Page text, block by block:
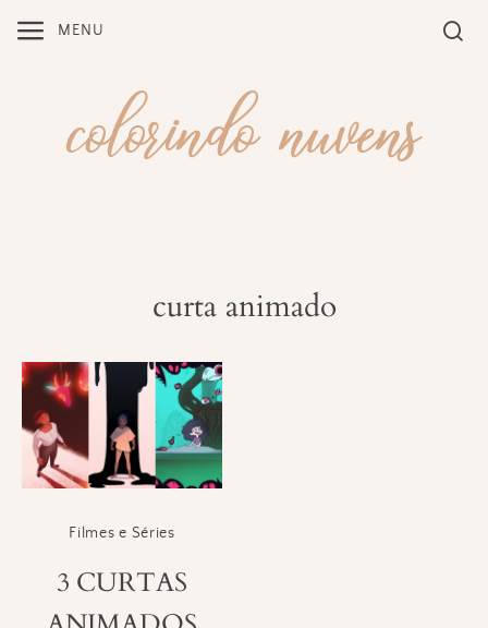
MENU
curta animado
Filmes e Séries
3 CURTAS